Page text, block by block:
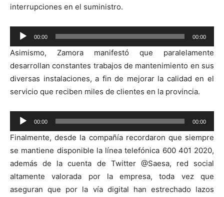
interrupciones en el suministro.
Reproductor
de
audio
00:00 00:00
Asimismo, Zamora manifestó que paralelamente
desarrollan constantes trabajos de mantenimiento en sus
diversas instalaciones, a fin de mejorar la calidad en el
servicio que reciben miles de clientes en la provincia.
Reproductor
de
audio
00:00 00:00
Finalmente, desde la compañía recordaron que siempre
se mantiene disponible la línea telefónica 600 401 2020,
además de la cuenta de Twitter @Saesa, red social
altamente valorada por la empresa, toda vez que
aseguran que por la vía digital han estrechado lazos